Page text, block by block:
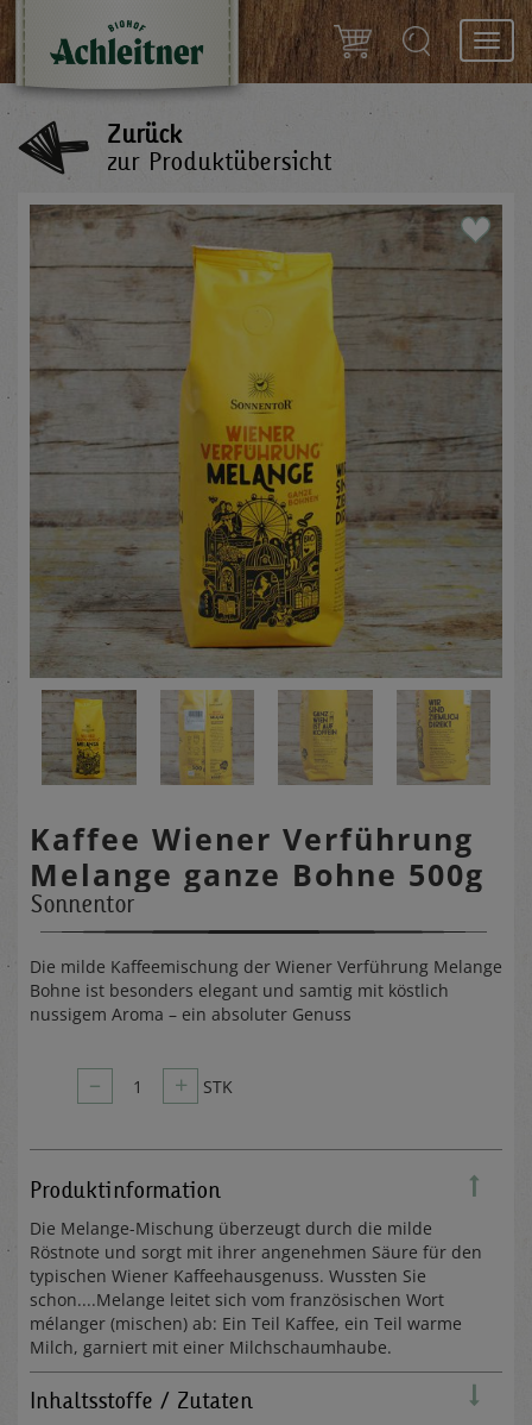
Zurück
zur Produktübersicht
Kaffee Wiener Verführung
Melange ganze Bohne 500g
Sonnentor
Die milde Kaffeemischung der Wiener Verführung Melange
Bohne ist besonders elegant und samtig mit köstlich
nussigem Aroma – ein absoluter Genuss
– 1 + STK
Produktinformation
Die Melange-Mischung überzeugt durch die milde
Röstnote und sorgt mit ihrer angenehmen Säure für den
typischen Wiener Kaffeehausgenuss. Wussten Sie
schon....Melange leitet sich vom französischen Wort
mélanger (mischen) ab: Ein Teil Kaffee, ein Teil warme
Milch, garniert mit einer Milchschaumhaube.
Inhaltsstoffe / Zutaten